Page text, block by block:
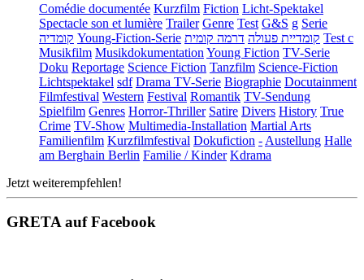
Comédie documentée Kurzfilm Fiction Licht-Spektakel
Spectacle son et lumière Trailer Genre Test G&S g Serie
קומדיה Young-Fiction-Serie קומדיית פעולה דרמה קומית
Test c
Musikfilm Musikdokumentation Young Fiction TV-Serie
Doku Reportage Science Fiction Tanzfilm Science-Fiction
Lichtspektakel sdf Drama TV-Serie Biographie Docutainment
Filmfestival Western Festival Romantik TV-Sendung
Spielfilm Genres Horror-Thriller Satire Divers History True
Crime TV-Show Multimedia-Installation Martial Arts
Familienfilm Kurzfilmfestival Dokufiction - Austellung Halle
am Berghain Berlin Familie / Kinder Kdrama
Jetzt weiterempfehlen!
GRETA auf Facebook